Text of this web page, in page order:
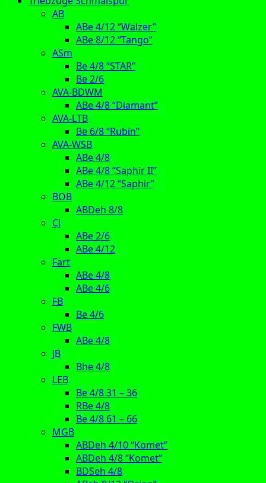
AB
ABe 4/12 “Walzer”
ABe 8/12 “Tango”
ASm
Be 4/8 “STAR”
Be 2/6
AVA-BDWM
ABe 4/8 “Diamant”
AVA-LTB
Be 6/8 “Rubin”
AVA-WSB
ABe 4/8
ABe 4/8 “Saphir II”
ABe 4/12 “Saphir”
BOB
ABDeh 8/8
CJ
ABe 2/6
ABe 4/12
Fart
ABe 4/8
ABe 4/6
FB
Be 4/6
FWB
ABe 4/8
JB
Bhe 4/8
LEB
Be 4/8 31 – 36
RBe 4/8
Be 4/8 61 – 66
MGB
ABDeh 4/10 “Komet”
ABDeh 4/8 “Komet”
BDSeh 4/8